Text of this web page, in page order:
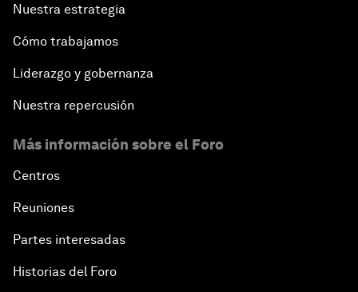
Nuestra estrategia
Cómo trabajamos
Liderazgo y gobernanza
Nuestra repercusión
Más información sobre el Foro
Centros
Reuniones
Partes interesadas
Historias del Foro